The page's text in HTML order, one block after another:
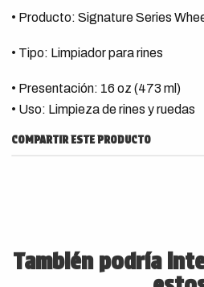
• Producto: Signature Series
• Tipo: Limpiador para rines
• Presentación: 16 oz (473 ml)
• Uso: Limpieza de rines y ruedas
COMPARTIR ESTE PRODUCTO
También podría